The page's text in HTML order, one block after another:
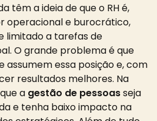
têm a ideia de que o RH é,
operacional e burocrático,
limitado a tarefas de
O grande problema é que
assumem essa posição e, com
resultados melhores. Na
a gestão de pessoasseja
e tenha baixo impacto na